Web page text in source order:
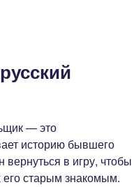
— это
историю бывшего
в игру, чтобы
его старым знакомым.